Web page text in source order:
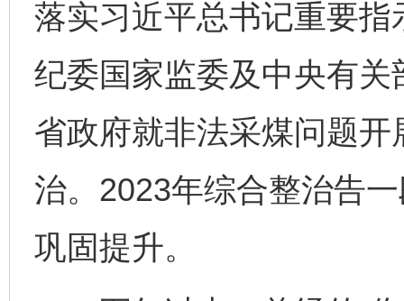
落实习近平总书记重要
纪委国家监委及中央有
省政府就非法采煤问题
治。2023年综合整治告
巩固提升。